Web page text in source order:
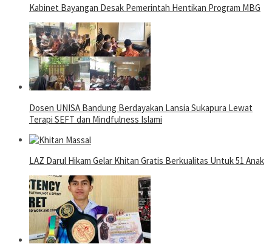
Kabinet Bayangan Desak Pemerintah Hentikan Program MBG
Dosen UNISA Bandung Berdayakan Lansia Sukapura Lewat
Terapi SEFT dan Mindfulness Islami
LAZ Darul Hikam Gelar Khitan Gratis Berkualitas Untuk 51 Anak